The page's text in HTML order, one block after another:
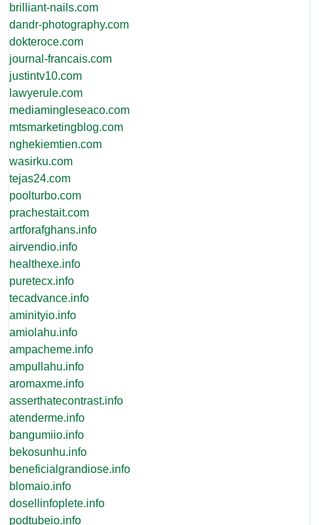
brilliant-nails.com
dandr-photography.com
dokteroce.com
journal-francais.com
justintv10.com
lawyerule.com
mediamingleseaco.com
mtsmarketingblog.com
nghekiemtien.com
wasirku.com
tejas24.com
poolturbo.com
prachestait.com
artforafghans.info
airvendio.info
healthexe.info
puretecx.info
tecadvance.info
aminityio.info
amiolahu.info
ampacheme.info
ampullahu.info
aromaxme.info
asserthatecontrast.info
atenderme.info
bangumiio.info
bekosunhu.info
beneficialgrandiose.info
blomaio.info
dosellinfoplete.info
podtubeio.info